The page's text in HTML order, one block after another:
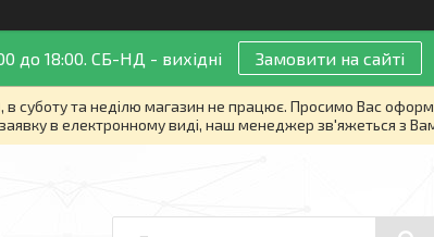
до 18:00. СБ-НД - вихідні Замовити на сайті
суботу та неділю магазин не працює. Просимо Вас
в електронному виді, наш менеджер зв'яжеться з